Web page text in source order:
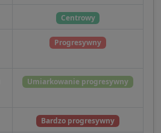
Centrowy
Progresywny
Umiarkowanie progresywny
Bardzo progresywny